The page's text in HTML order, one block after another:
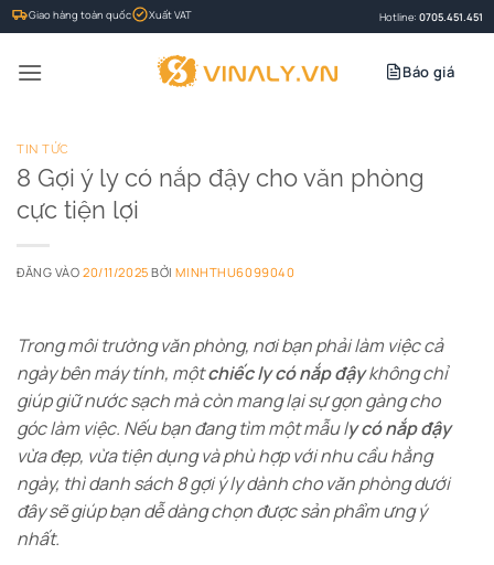
Bỏ
qua
nội
Giao hàng toàn quốc Xuất VAT Hotline: 0705.451.451
Báo giá
TIN TỨC
8 Gợi ý ly có nắp đậy cho văn phòng
cực tiện lợi
ĐĂNG VÀO20/11/2025 BỞIMINHTHU6099040
Trong môi trường văn phòng, nơi bạn phải làm việc cả
ngày bên máy tính, mộtchiếc ly có nắp đậykhông chỉ
giúp giữ nước sạch mà còn mang lại sự gọn gàng cho
góc làm việc. Nếu bạn đang tìm một mẫu ly có nắp đậy
vừa đẹp, vừa tiện dụng và phù hợp với nhu cầu hằng
ngày, thì danh sách 8 gợi ý ly dành cho văn phòng dưới
đây sẽ giúp bạn dễ dàng chọn được sản phẩm ưng ý
nhất.